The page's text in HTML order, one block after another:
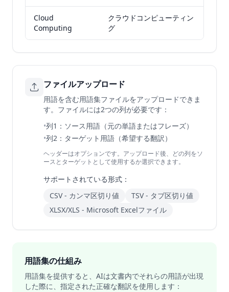
Cloud
Computing
クラウドコンピューティン
グ
ファイルアップロード
用語を含む用語集ファイルをアップロードできま
す。ファイルには2つの列が必要です：
•列1：ソース用語（元の単語またはフレーズ）
•列2：ターゲット用語（希望する翻訳）
ヘッダーはオプションです。アップロード後、どの列をソ
ースとターゲットとして使用するか選択できます。
サポートされている形式：
CSV - カンマ区切り値
TSV - タブ区切り値
XLSX/XLS - Microsoft Excelファイル
用語集の仕組み
用語集を提供すると、AIは文書内でそれらの用語が出現
した際に、指定された正確な翻訳を使用します：